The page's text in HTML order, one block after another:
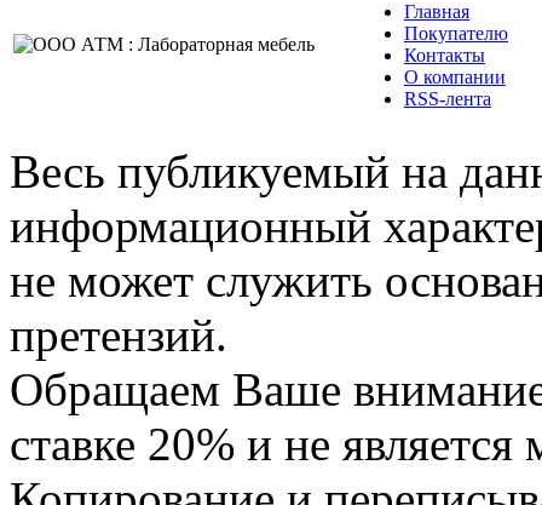
Главная
Покупателю
Контакты
О компании
RSS-лента
Весь публикуемый на
информационный
не может служить
претензий.
Обращаем Ваше
ставке 20% и не